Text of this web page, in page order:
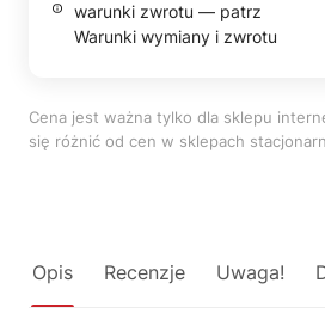
warunki zwrotu — patrz
Warunki wymiany i zwrotu
Cena jest ważna tylko dla sklepu
się różnić od cen w sklepach
Opis Recenzje Uwaga!